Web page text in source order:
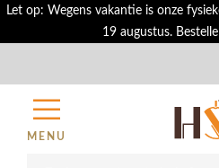
Let op: Wegens vakantie is onze
19 augustus.
MENU